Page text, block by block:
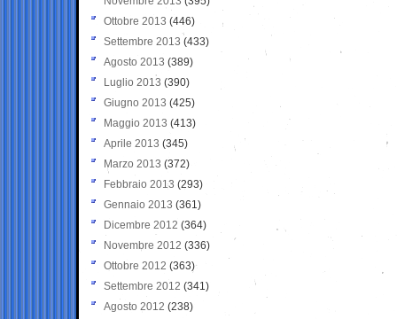
Ottobre 2013 (446)
Settembre 2013 (433)
Agosto 2013 (389)
Luglio 2013 (390)
Giugno 2013 (425)
Maggio 2013 (413)
Aprile 2013 (345)
Marzo 2013 (372)
Febbraio 2013 (293)
Gennaio 2013 (361)
Dicembre 2012 (364)
Novembre 2012 (336)
Ottobre 2012 (363)
Settembre 2012 (341)
Agosto 2012 (238)